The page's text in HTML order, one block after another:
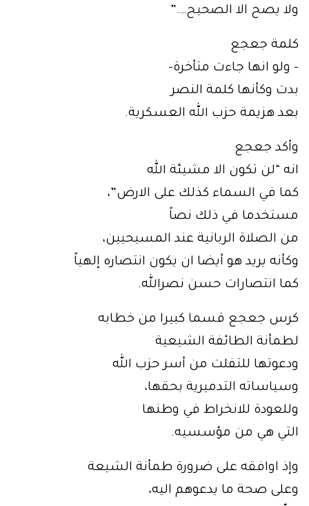
ولا يصح الا الصحيح….”
كلمة جعجع
– ولو انها جاءت متأخرة-
بدت وكأنها كلمة النصر
بعد هزيمة حزب الله العسكرية.
وأكد جعجع
انه “لن تكون الا مشيئة الله
كما في السماء كذلك على الارض”،
مستخدما في ذلك نصاً
من الصلاة الربانية عند المسيحيين،
وكأنه يريد هو أيضا ان يكون انتصاره إلهياً
كما انتصارات حسن نصرالله.
كرس جعجع قسما كبيرا من خطابه
لطمأنة الطائفة الشيعية
ودعوتها للتفلت من أسر حزب الله
وسياساته التدميرية بحقها،
وللعودة للانخراط في وطنها
التي هي من مؤسسيه.
وإذ اوافقه على ضرورة طمأنة الشيعة
وعلى صحة ما يدعوهم اليه،